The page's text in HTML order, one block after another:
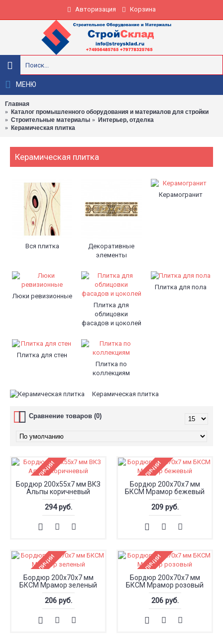
Авторизация Корзина
МЕНЮ
Главная
Каталог промышленного оборудования и материалов для стройки
Строительные материалы
Интерьер, отделка
Керамическая плитка
Керамическая плитка
Вся плитка
Декоративные
элементы
Керамогранит
Люки ревизионные
Плитка для
облицовки
фасадов и цоколей
Плитка для пола
Плитка для стен
Плитка по
коллекциям
Керамическая плитка
Сравнение товаров (0)
Нет в наличии
Бордюр 200x55x7 мм ВКЗ
Альпы коричневый
294 руб.
Нет в наличии
Бордюр 200x70x7 мм
БКСМ Мрамор бежевый
209 руб.
Нет в наличии
Бордюр 200x70x7 мм
БКСМ Мрамор зеленый
206 руб.
Нет в наличии
Бордюр 200x70x7 мм
БКСМ Мрамор розовый
206 руб.